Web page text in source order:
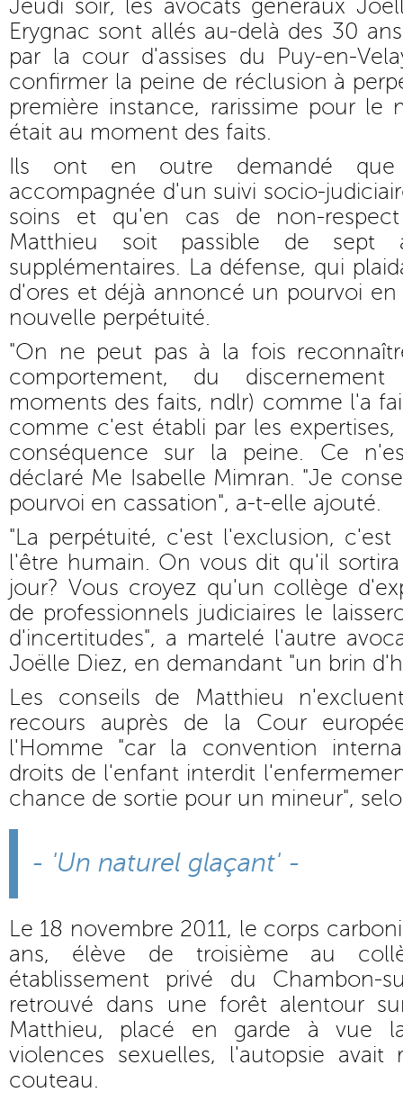
Jeudi soir, les avocats généraux
Erygnac sont allés au-delà des 30
par la cour d'assises du Puy-en-
confirmer la peine de réclusion à
première instance, rarissime pour le
était au moment des faits.
Ils ont en outre demandé
accompagnée d'un suivi socio-
soins et qu'en cas de non-
Matthieu soit passible de sept
supplémentaires. La défense, qui
d'ores et déjà annoncé un pourvoi
nouvelle perpétuité.
"On ne peut pas à la fois
comportement, du
moments des faits, ndlr) comme l'a
comme c'est établi par les
conséquence sur la peine. Ce
déclaré Me Isabelle Mimran. "Je
pourvoi en cassation", a-t-elle ajouté.
"La perpétuité, c'est l'exclusion, c'est
l'être humain. On vous dit qu'il
jour? Vous croyez qu'un collège
de professionnels judiciaires le
d'incertitudes", a martelé l'autre
Joëlle Diez, en demandant "un brin
Les conseils de Matthieu
recours auprès de la Cour
l'Homme "car la convention
droits de l'enfant interdit
chance de sortie pour un mineur",
- 'Un naturel glaçant' -
Le 18 novembre 2011, le corps
ans, élève de troisième au
établissement privé du Chambon-
retrouvé dans une forêt alentour
Matthieu, placé en garde à vue
violences sexuelles, l'autopsie
couteau.